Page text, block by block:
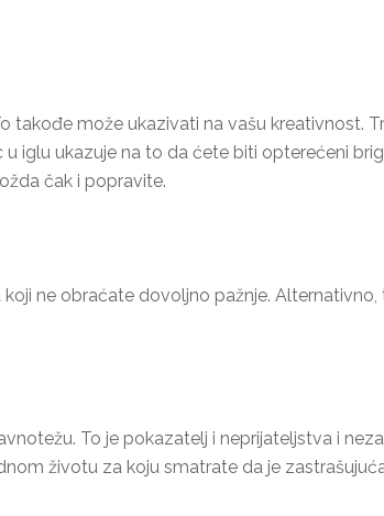
takođe može ukazivati na vašu kreativnost.
iglu ukazuje na to da ćete biti opterećeni
čak i popravite.
ne obraćate dovoljno pažnje.
To je pokazatelj i neprijateljstva i
životu za koju smatrate da je